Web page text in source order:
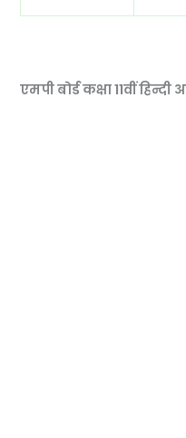
एमपी बोर्ड कक्षा 11वीं हिन्दी